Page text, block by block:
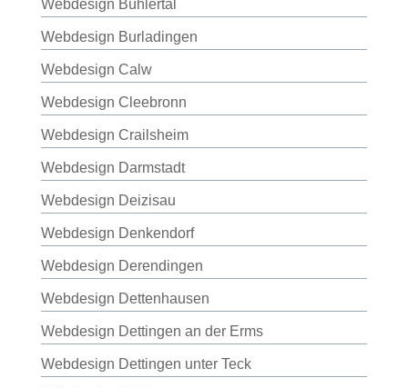
Webdesign Bühlertal
Webdesign Burladingen
Webdesign Calw
Webdesign Cleebronn
Webdesign Crailsheim
Webdesign Darmstadt
Webdesign Deizisau
Webdesign Denkendorf
Webdesign Derendingen
Webdesign Dettenhausen
Webdesign Dettingen an der Erms
Webdesign Dettingen unter Teck